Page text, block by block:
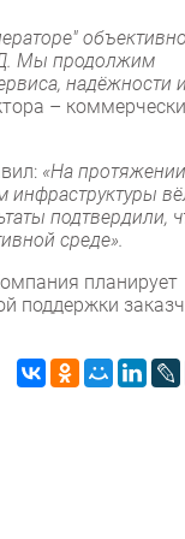
объективно
Мы продолжим
надёжности и
–
«На протяжении
инфраструктуры
подтвердили,
среде».
планирует
поддержки